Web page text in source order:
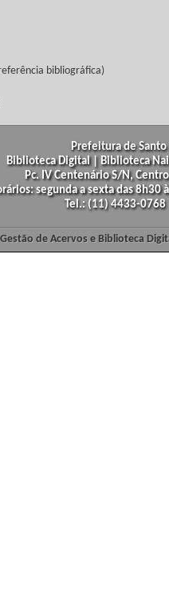
bibliográfica)
Prefeitura de
Biblioteca Digital | Biblioteca
Pc. IV Centenário S/N,
segunda a sexta das
Tel.: (11) 4433-
Gestão de Acervos e Biblioteca